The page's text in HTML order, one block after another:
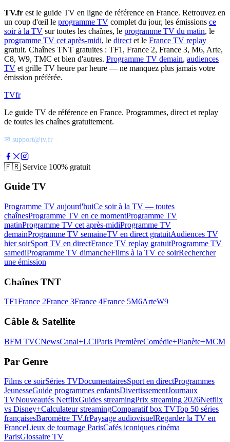
TV.fr est le guide TV en ligne de référence en France. Retrouvez en
un coup d'œil le programme TV complet du jour, les émissions ce
soir à la TV sur toutes les chaînes, le programme TV du matin, le
programme TV cet après-midi, le direct et le France TV replay
gratuit. Chaînes TNT gratuites : TF1, France 2, France 3, M6, Arte,
C8, W9, TMC et bien d'autres. Programme TV demain, audiences
TV et grille TV heure par heure — ne manquez plus jamais votre
émission préférée.
TVfr
Le guide TV de référence en France. Programmes, direct et replay
de toutes les chaînes gratuitement.
✉ support@tv.fr
🇫🇷 Service 100% gratuit
Guide TV
Programme TV aujourd'huiCe soir à la TV — toutes
chaînesProgramme TV en ce momentProgramme TV
matinProgramme TV cet après-midiProgramme TV
demainProgramme TV semaineTV en direct gratuitAudiences TV
hier soirSport TV en directFrance TV replay gratuitProgramme TV
samediProgramme TV dimancheFilms à la TV ce soirRechercher
une émission
Chaînes TNT
TF1France 2France 3France 4France 5M6ArteW9
Câble & Satellite
BFM TVCNewsCanal+LCIParis PremièreComédie+Planète+MCM
Par Genre
Films ce soirSéries TVDocumentairesSport en directProgrammes
JeunesseGuide programmes enfantsDivertissementJournaux
TVNouveautés NetflixGuides streamingPrix streaming 2026Netflix
vs Disney+Calculateur streamingComparatif box TVTop 50 séries
françaisesBaromètre TV.frPaysage audiovisuelRegarder la TV en
FranceLieux de tournage ParisCafés iconiques cinéma
ParisGlossaire TV